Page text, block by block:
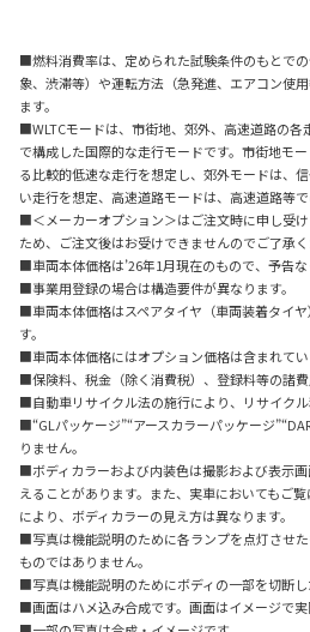
■燃料消費率は、定められた試験条件のもとで
象、渋滞等）や運転方法（急発進、エアコン使
ます。
■WLTCモードは、市街地、郊外、高速道路の
で構成した国際的な走行モードです。市街地モ
る比較的低速な走行を想定し、郊外モードは、
い走行を想定、高速道路モードは、高速道路等で
■＜メーカーオプション＞はご注文時に申し受
ため、ご注文後はお受けできませんのでご了承く
■車両本体価格は’26年1月現在のもので、予告な
■事業用登録の場合は構造要件が異なります。
■車両本体価格はスペアタイヤ（車両装着タイ
す。
■車両本体価格にはオプション価格は含まれてい
■保険料、税金（除く消費税）、登録料等の諸費
■自動車リサイクル法の施行により、リサイクル
■“GLパッケージ”“アースカラーパッケージ
りません。
■ボディカラーおよび内装色は撮影および表示
えることがあります。また、実車においてもご
により、ボディカラーの見え方は異なります。
■写真は機能説明のために各ランプを点灯させ
ものではありません。
■写真は機能説明のためにボディの一部を切断し
■画面はハメ込み合成です。 画面はイメージで実